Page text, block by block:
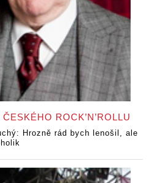
ROCK’N’ROLLU
Hrozně rád bych lenošil, ale